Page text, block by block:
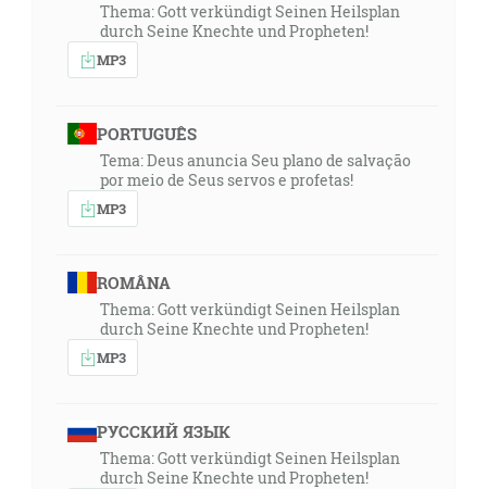
Thema: Gott verkündigt Seinen Heilsplan
durch Seine Knechte und Propheten!
MP3
PORTUGUÊS
Tema: Deus anuncia Seu plano de salvação
por meio de Seus servos e profetas!
MP3
ROMÂNA
Thema: Gott verkündigt Seinen Heilsplan
durch Seine Knechte und Propheten!
MP3
РУССКИЙ ЯЗЫК
Thema: Gott verkündigt Seinen Heilsplan
durch Seine Knechte und Propheten!